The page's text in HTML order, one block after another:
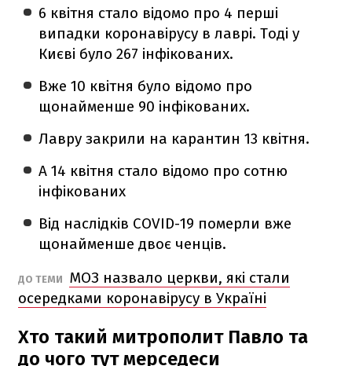
6 квітня стало відомо про 4 перші
випадки коронавірусу в лаврі. Тоді у
Києві було 267 інфікованих.
Вже 10 квітня було відомо про
щонайменше 90 інфікованих.
Лавру закрили на карантин 13 квітня.
А 14 квітня стало відомо про сотню
інфікованих
Від наслідків COVID-19 померли вже
щонайменше двоє ченців.
ДО ТЕМИ
МОЗ назвало церкви, які стали
осередками коронавірусу в Україні
Хто такий митрополит Павло та
до чого тут мерседеси